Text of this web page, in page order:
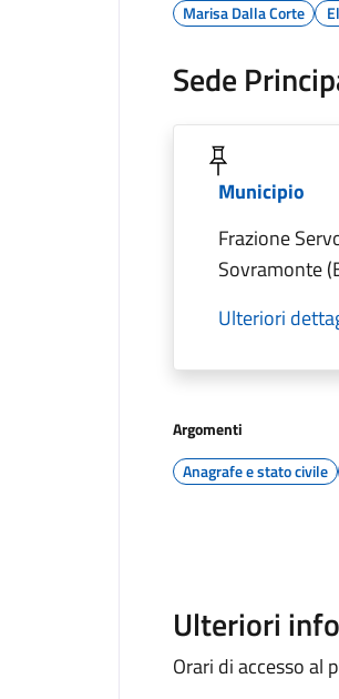
Marisa Dalla Corte
Sede
Municipio
Frazione
Sovramonte
Ulteriori
Argomenti
Anagrafe e stato civile
Ulteriori
Orari di accesso al